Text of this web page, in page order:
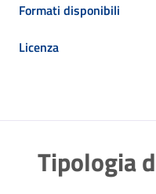
Formati disponibili
Licenza
Tipologia